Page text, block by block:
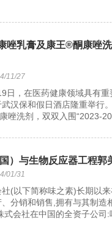
唑乳膏及康王®酮康唑
11/27
日，在医药健康领域具有
汉保和假日酒店隆重举行
唑洗剂，双双入围“2023-
）与生物反应器工程
01/31
(以下简称味之素)长期以
分销和销售,拥有与其制造
式会社在中国的全资子公司